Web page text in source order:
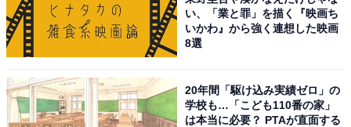
い、「業と罪」を描く『映画ち
いかわ』から強く連想した映画
8選
20年間「駆け込み実績ゼロ」の
学校も…「こども110番の家」
は本当に必要？ PTAが直面する